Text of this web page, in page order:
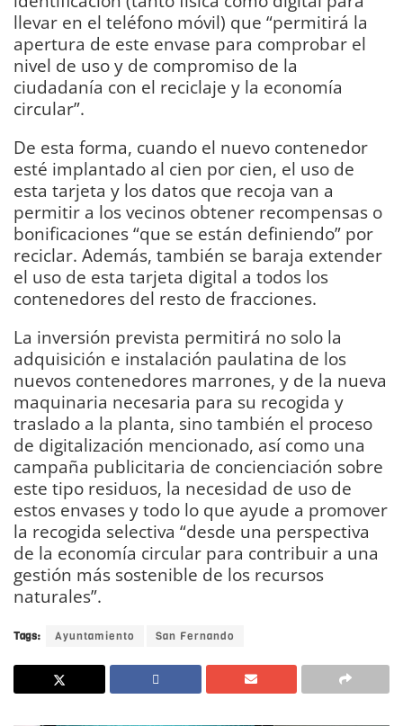
llevar en el teléfono móvil) que “permitirá la
apertura de este envase para comprobar el
nivel de uso y de compromiso de la
ciudadanía con el reciclaje y la economía
circular”.
De esta forma, cuando el nuevo contenedor
esté implantado al cien por cien, el uso de
esta tarjeta y los datos que recoja van a
permitir a los vecinos obtener recompensas o
bonificaciones “que se están definiendo” por
reciclar. Además, también se baraja extender
el uso de esta tarjeta digital a todos los
contenedores del resto de fracciones.
La inversión prevista permitirá no solo la
adquisición e instalación paulatina de los
nuevos contenedores marrones, y de la nueva
maquinaria necesaria para su recogida y
traslado a la planta, sino también el proceso
de digitalización mencionado, así como una
campaña publicitaria de concienciación sobre
este tipo residuos, la necesidad de uso de
estos envases y todo lo que ayude a promover
la recogida selectiva “desde una perspectiva
de la economía circular para contribuir a una
gestión más sostenible de los recursos
naturales”.
Tags: Ayuntamiento San Fernando